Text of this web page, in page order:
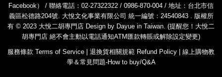
Facebook） / 聯絡電話：02-27322322 / 0986-870-004 / 地址：台北市信
義區松德路204號. 大悅文化事業有限公司 統一編號：24540843 . 版權所
有 © 2023 大悅二胡專門店 Design by Dayue in Taiwan. (提醒您！大悅二
胡專門店 絕不會主動以電話通知ATM匯款轉賬或解除設定變更)
服務條款 Terms of Service 退換貨相關規範 Refund Policy
線上購物教
學＆常見問題-How to buy/Q&A